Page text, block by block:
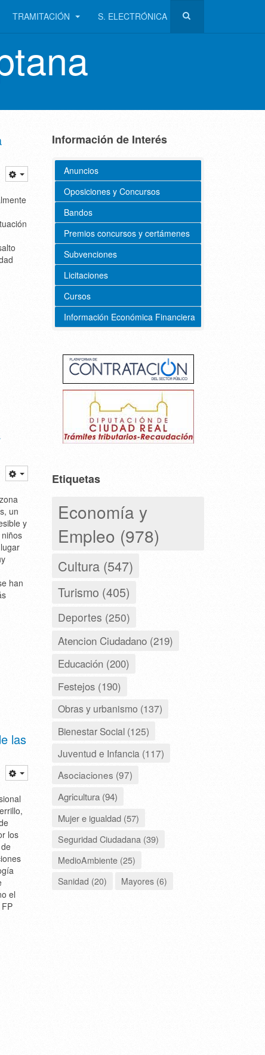
TRAMITACIÓN S. ELECTRÓNICA
un
y
han
las
los
el
Información de Interés
Anuncios
Oposiciones y Concursos
Bandos
Premios concursos y certámenes
Subvenciones
Licitaciones
Cursos
Información Económica Financiera
Etiquetas
Economía y
Empleo (978)
Cultura (547)
Turismo (405)
Deportes (250)
Atencion Ciudadano (219)
Educación (200)
Festejos (190)
Obras y urbanismo (137)
Bienestar Social (125)
Juventud e Infancia (117)
Asociaciones (97)
Agricultura (94)
Mujer e igualdad (57)
Seguridad Ciudadana (39)
MedioAmbiente (25)
Sanidad (20)
Mayores (6)